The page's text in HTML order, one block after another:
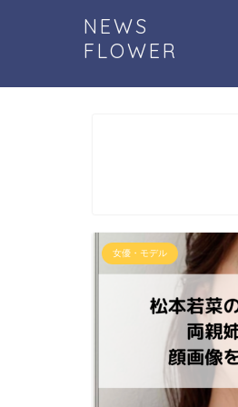
NEWS
FLOWER
女優・モデル